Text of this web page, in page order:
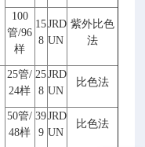
100
管/96
样
15
8
JRD
UN
紫外比色
法
25管/
24样
25
8
JRD
UN
比色法
50管/
48样
39
9
JRD
UN
比色法